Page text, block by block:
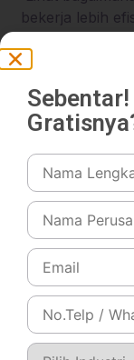
bekerja lebih